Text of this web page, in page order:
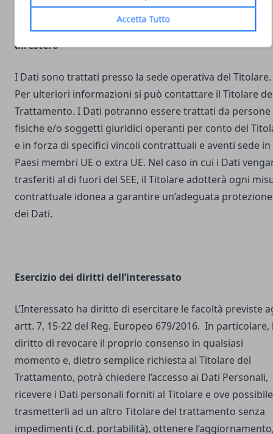
Accetta Tutto
Luogo del Trattamento e trasferimento dei Dati
all’estero
I Dati sono trattati presso la sede operativa del Titolare.
Per ulteriori informazioni si può contattare il Titolare
Trattamento. I Dati potranno essere trattati da persone
fisiche e/o soggetti giuridici operanti per conto del
e in forza di specifici vincoli contrattuali e aventi sede in
Paesi membri UE o extra UE. Nel caso in cui i Dati
trasferiti al di fuori del SEE, il Titolare adotterà ogni
contrattuale idonea a garantire un’adeguata protezione
dei Dati.
Esercizio dei diritti dell’interessato
L’Interessato ha diritto di esercitare le facoltà previste
artt. 7, 15-22 del Reg. Europeo 679/2016. In particolare,
diritto di revocare il proprio consenso in qualsiasi
momento e, dietro semplice richiesta al Titolare del
Trattamento, potrà chiedere l’accesso ai Dati Personali,
ricevere i Dati personali forniti al Titolare e ove possibile
trasmetterli ad un altro Titolare del trattamento senza
impedimenti (c.d. portabilità), ottenere